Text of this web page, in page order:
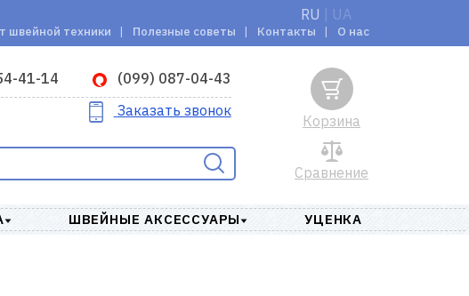
RU UA
швейной техники Полезные советы Контакты О нас
41-14 (099) 087-04-43
Заказать звонок
Сравнение
Корзина
ШВЕЙНЫЕ АКСЕССУАРЫ УЦЕНКА